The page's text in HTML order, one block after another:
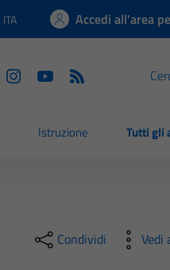
Lingua attiva:
ITA Accedi all'area
Istruzione Tutti gli
Condividi Vedi